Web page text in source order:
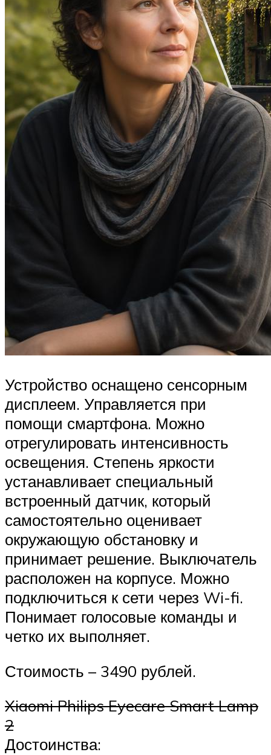
Устройство оснащено сенсорным
дисплеем. Управляется при
помощи смартфона. Можно
отрегулировать интенсивность
освещения. Степень яркости
устанавливает специальный
встроенный датчик, который
самостоятельно оценивает
окружающую обстановку и
принимает решение. Выключатель
расположен на корпусе. Можно
подключиться к сети через Wi-fi.
Понимает голосовые команды и
четко их выполняет.
Стоимость – 3490 рублей.
Xiaomi Philips Eyecare Smart Lamp
2
Достоинства: